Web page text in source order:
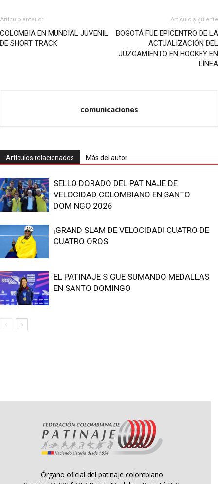
Artículo anterior
COLOMBIA EN MUNDIAL JUVENIL
DE SHORT TRACK
Artículo siguiente
BOGOTÁ FUE EPICENTRO DE LA
ACTUALIZACIÓN DEL
JUZGAMIENTO EN HOCKEY EN
LÍNEA
comunicaciones
Artículos relacionados Más del autor
SELLO DORADO DEL PATINAJE DE
VELOCIDAD COLOMBIANO EN SANTO
DOMINGO 2026
¡GRAND SLAM DE VELOCIDAD! CUATRO DE
CUATRO OROS
EL PATINAJE SIGUE SUMANDO MEDALLAS
EN SANTO DOMINGO
Órgano oficial del patinaje colombiano